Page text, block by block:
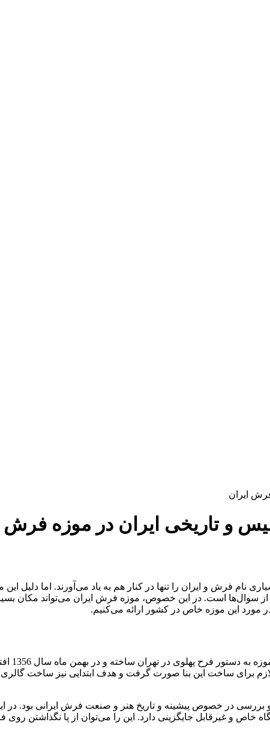
و تاریخی ایران در موزه فرش
نام فرش و ایران را تنها در کنار هم به یاد می‌آورند. اما
از سوال‌ها است. در این خصوص، موزه فرش ایران می‌تواند مکان
مورد این موزه خاص در کشور ارائه می‌کنیم.
در
در خصوص پیشینه و تاریخ هنر و صنعت فرش ایرانی بود. در
خاص و غیرقابل جایگزینی دارد. این را می‌توان از پا